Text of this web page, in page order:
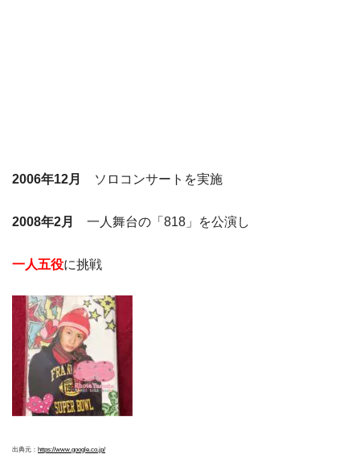
2006年12月 ソロコンサートを実施
2008年2月 一人舞台の「818」を公演し
一人五役に挑戦
出典元： https://www.google.co.jp/